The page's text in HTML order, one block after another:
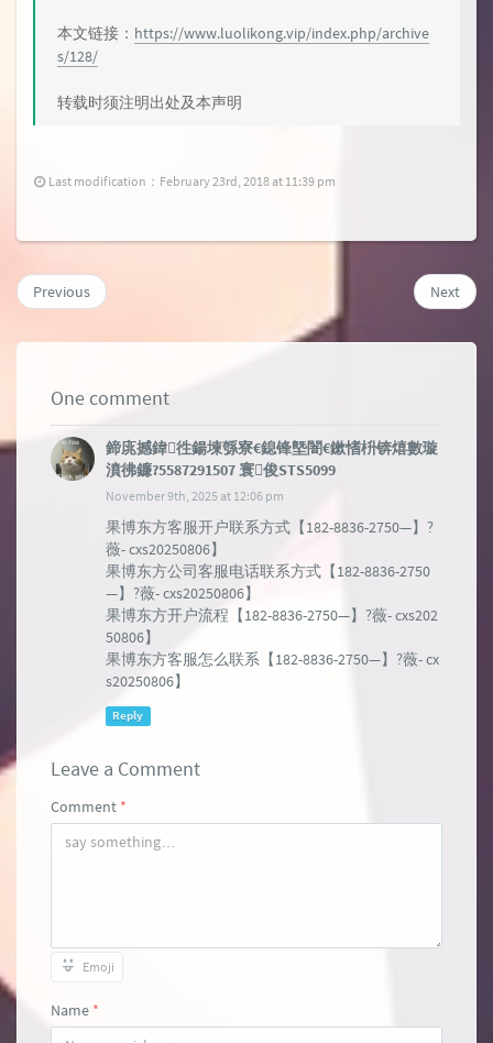
本文链接： https://www.luolikong.vip/index.php/archive
s/128/
转载时须注明出处及本声明
Last modification：February 23rd, 2018 at 11:39 pm
Next
Previous
One comment
鍗庣撼鍏徃鍚堜綔寮€鎴锋墍闇€鏉愭枡锛熺數璇
濆彿鐮?5587291507 寰俊STS5099
November 9th, 2025 at 12:06 pm
果博东方客服开户联系方式【182-8836-2750—】?
薇- cxs20250806】
果博东方公司客服电话联系方式【182-8836-2750
—】?薇- cxs20250806】
果博东方开户流程【182-8836-2750—】?薇- cxs202
50806】
果博东方客服怎么联系【182-8836-2750—】?薇- cx
s20250806】
Reply
Leave a Comment
Comment *
Emoji
Name *